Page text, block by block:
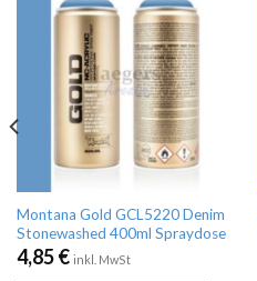
Montana Gold GCL5220 Denim
Stonewashed 400ml Spraydose
4,85€ inkl. MwSt